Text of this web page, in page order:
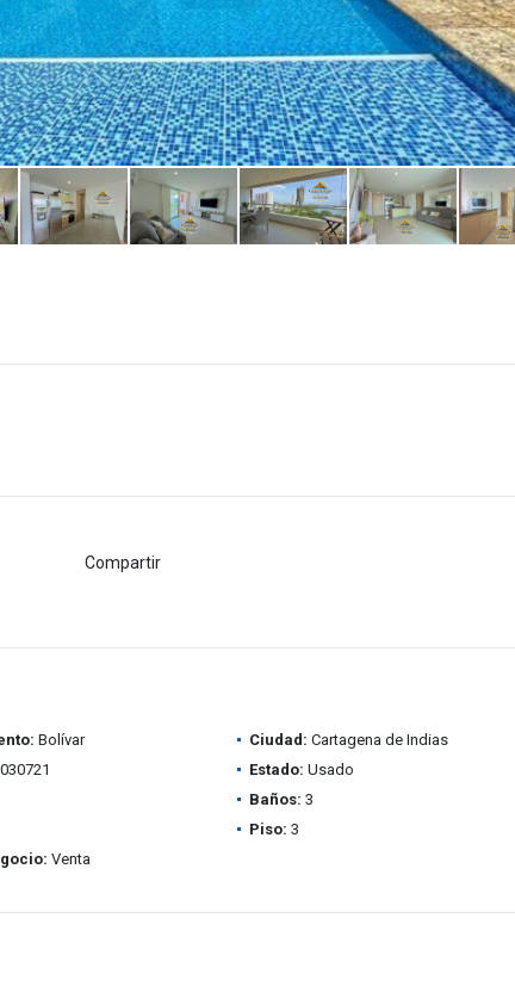
Compartir
Bolívar Ciudad: Cartagena de Indias
Estado: Usado
Baños: 3
Piso: 3
Venta